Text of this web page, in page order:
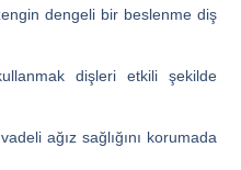
dengeli bir beslenme diş
dişleri etkili şekilde
ağız sağlığını korumada